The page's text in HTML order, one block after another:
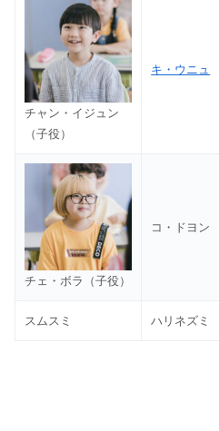
チャン・イジュン
（子役）
キ・ウニュ
チェ・ボラ（子役）
コ・ドヨン
スムスミ ハリネズミ